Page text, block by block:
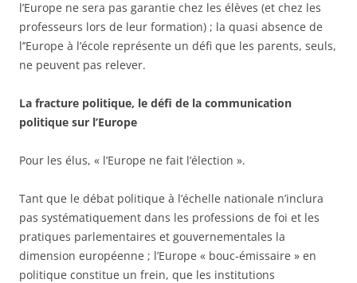
l’Europe ne sera pas garantie chez les élèves (et chez les
professeurs lors de leur formation) ; la quasi absence de
l’’Europe à l’école représente un défi que les parents, seuls,
ne peuvent pas relever.
La fracture politique, le défi de la communication
politique sur l’Europe
Pour les élus, « l’Europe ne fait l’élection ».
Tant que le débat politique à l’échelle nationale n’inclura
pas systématiquement dans les professions de foi et les
pratiques parlementaires et gouvernementales la
dimension européenne ; l’Europe « bouc-émissaire » en
politique constitue un frein, que les institutions